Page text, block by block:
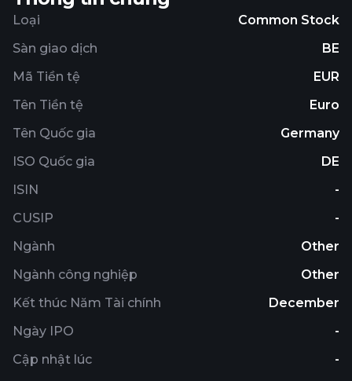
Loại
Common Stock
Sàn giao dịch
BE
Mã Tiền tệ
EUR
Tên Tiền tệ
Euro
Tên Quốc gia
Germany
ISO Quốc gia
DE
ISIN
-
CUSIP
-
Ngành
Other
Ngành công nghiệp
Other
Kết thúc Năm Tài chính
December
Ngày IPO
-
Cập nhật lúc
-